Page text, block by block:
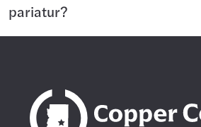
pariatur?